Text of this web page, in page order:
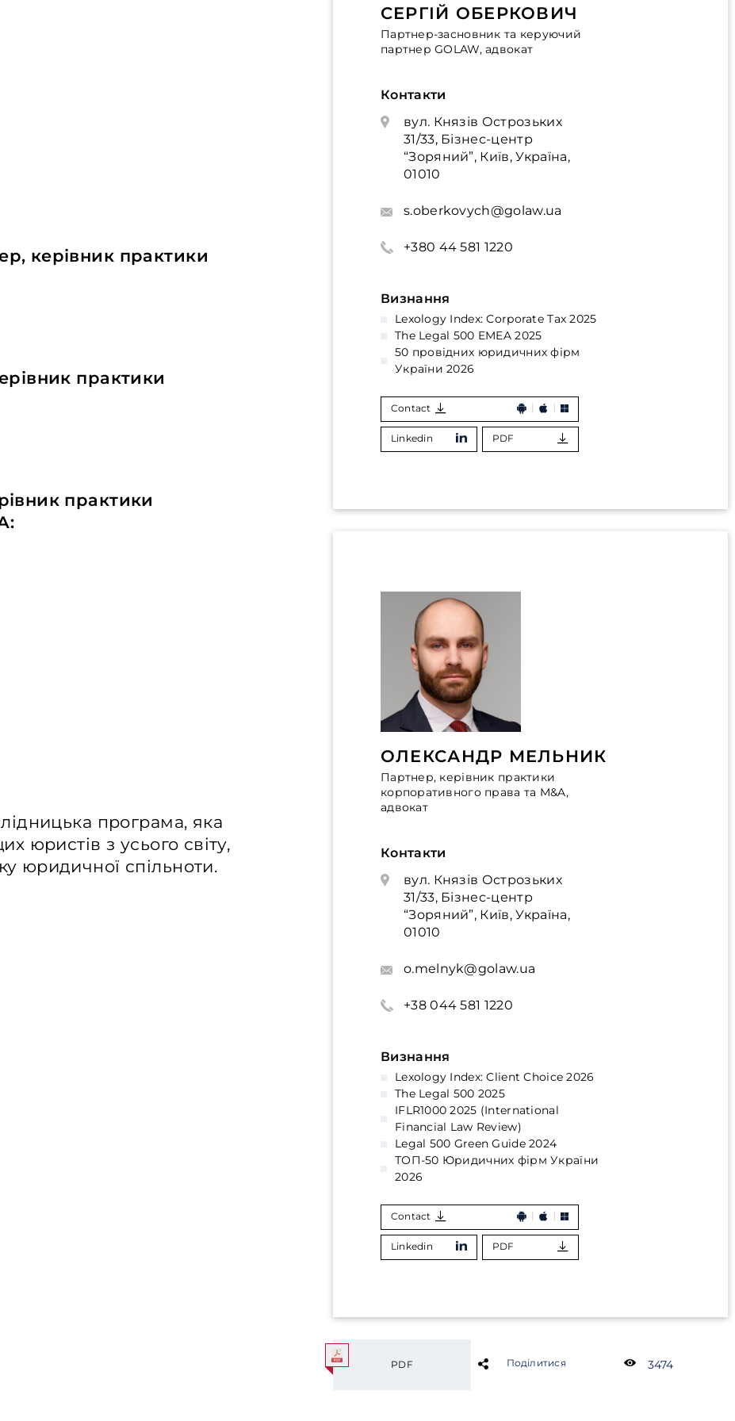
керівник практики
практики
практики
програма, яка
юристів з усього світу,
юридичної спільноти.
СЕРГІЙ ОБЕРКОВИЧ
Партнер-засновник та керуючий
партнер GOLAW, адвокат
Контакти
вул. Князів Острозьких
31/33, Бізнес-центр
“Зоряний”, Київ, Україна,
01010
s.oberkovych@golaw.ua
+380 44 581 1220
Визнання
Lexology Index: Corporate Tax 2025
The Legal 500 EMEA 2025
50 провідних юридичних фірм
України 2026
Contact
Linkedin PDF
ОЛЕКСАНДР МЕЛЬНИК
Партнер, керівник практики
корпоративного права та M&A,
адвокат
Контакти
вул. Князів Острозьких
31/33, Бізнес-центр
“Зоряний”, Київ, Україна,
01010
o.melnyk@golaw.ua
+38 044 581 1220
Визнання
Lexology Index: Client Choice 2026
The Legal 500 2025
IFLR1000 2025 (International
Financial Law Review)
Legal 500 Green Guide 2024
ТОП-50 Юридичних фірм України
2026
Contact
Linkedin PDF
PDF Поділитися 3474